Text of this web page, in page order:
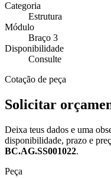
Categoria
Estrutura
Módulo
Braço 3
Disponibilidade
Consulte
Cotação de peça
Solicitar
Deixa teus dados e uma
disponibilidade, prazo e
BC.AG.SS001022.
Peça